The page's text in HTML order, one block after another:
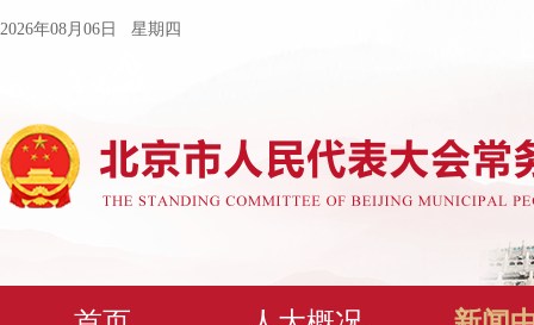
2026年08月06日 星期四